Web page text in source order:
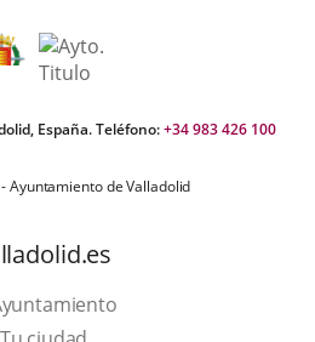
España. Teléfono:+34 983 426 100
Ayuntamiento de Valladolid